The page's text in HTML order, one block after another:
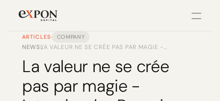
PRODUCT
Design
Content
ARTICLES COMPANY
NEWSLA VALEUR NE SE CRÉE PAS PAR MAGIE -
/
La valeur ne se crée
pas par magie -